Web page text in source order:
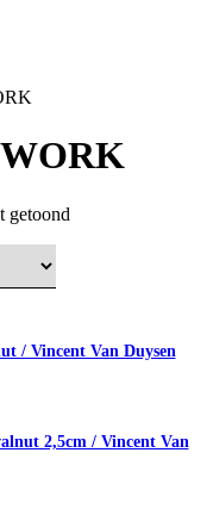
getoond
/ Vincent Van Duysen
2,5cm / Vincent Van